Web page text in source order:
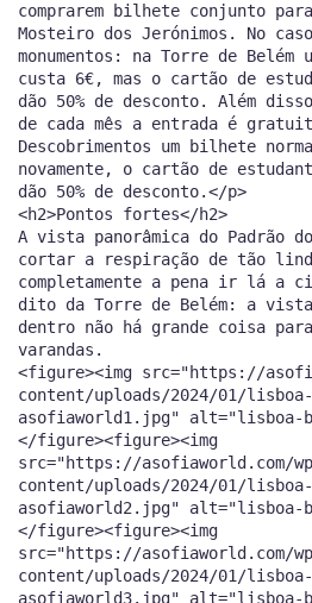
comprarem bilhete conjunto
Mosteiro dos Jerónimos. No
monumentos: na Torre de Belém
custa 6€, mas o cartão de
dão 50% de desconto. Além
de cada mês a entrada é
Descobrimentos um bilhete
novamente, o cartão de
dão 50% de desconto.</p>
<h2>Pontos fortes</h2>
A vista panorâmica do Padrão
cortar a respiração de tão
completamente a pena ir lá a
dito da Torre de Belém: a
dentro não há grande coisa
varandas.
<figure><img src="https://
content/uploads/2024/01/lisboa-
asofiaworld1.jpg" alt="lisboa-
</figure><figure><img
src="https://asofiaworld.com/
content/uploads/2024/01/lisboa-
asofiaworld2.jpg" alt="lisboa-
</figure><figure><img
src="https://asofiaworld.com/
content/uploads/2024/01/lisboa-
asofiaworld3.jpg" alt="lisboa-